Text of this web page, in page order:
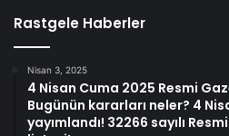
Rastgele Haberler
Nisan 3, 2025
4 Nisan Cuma 2025 Resmi
Bugünün kararları neler? 4
yayımlandı! 32266 sayılı